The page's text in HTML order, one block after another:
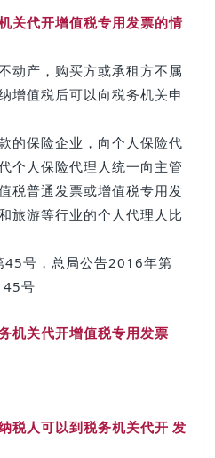
关代开增值税专用发票的情
动产，购买方或承租方不属
增值税后可以向税务机关申
的保险企业，向个人保险代
个人保险代理人统一向主管
税普通发票或增值税专用发
旅游等行业的个人代理人比
号，总局公告2016年第
号
机关代开增值税专用发票
税人可以到税务机关代开 发